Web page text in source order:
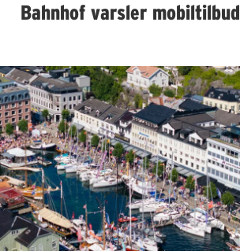
Bahnhof varsler mobiltilbud